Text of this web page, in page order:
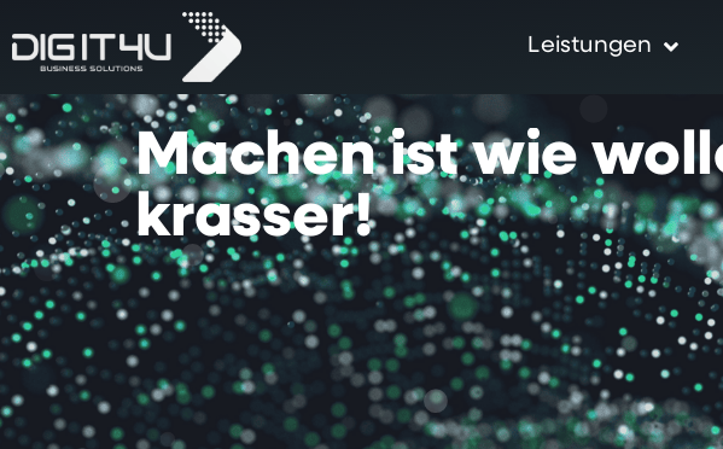
Leistungen
Machen ist wie
krasser!